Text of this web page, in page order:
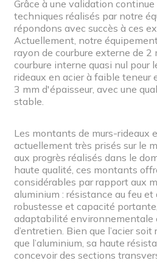
Grâce à une validation
techniques réalisés par notre
répondons avec succès à ces
Actuellement, notre
rayon de courbure externe de 2
courbure interne quasi nul pour
rideaux en acier à faible teneur
3 mm d'épaisseur, avec une
stable.
Les montants de murs-rideaux
actuellement très prisés sur le
aux progrès réalisés dans le
haute qualité, ces montants
considérables par rapport aux
aluminium : résistance au feu et
robustesse et capacité
adaptabilité environnementale
d’entretien. Bien que l’acier
que l’aluminium, sa haute
concevoir des sections